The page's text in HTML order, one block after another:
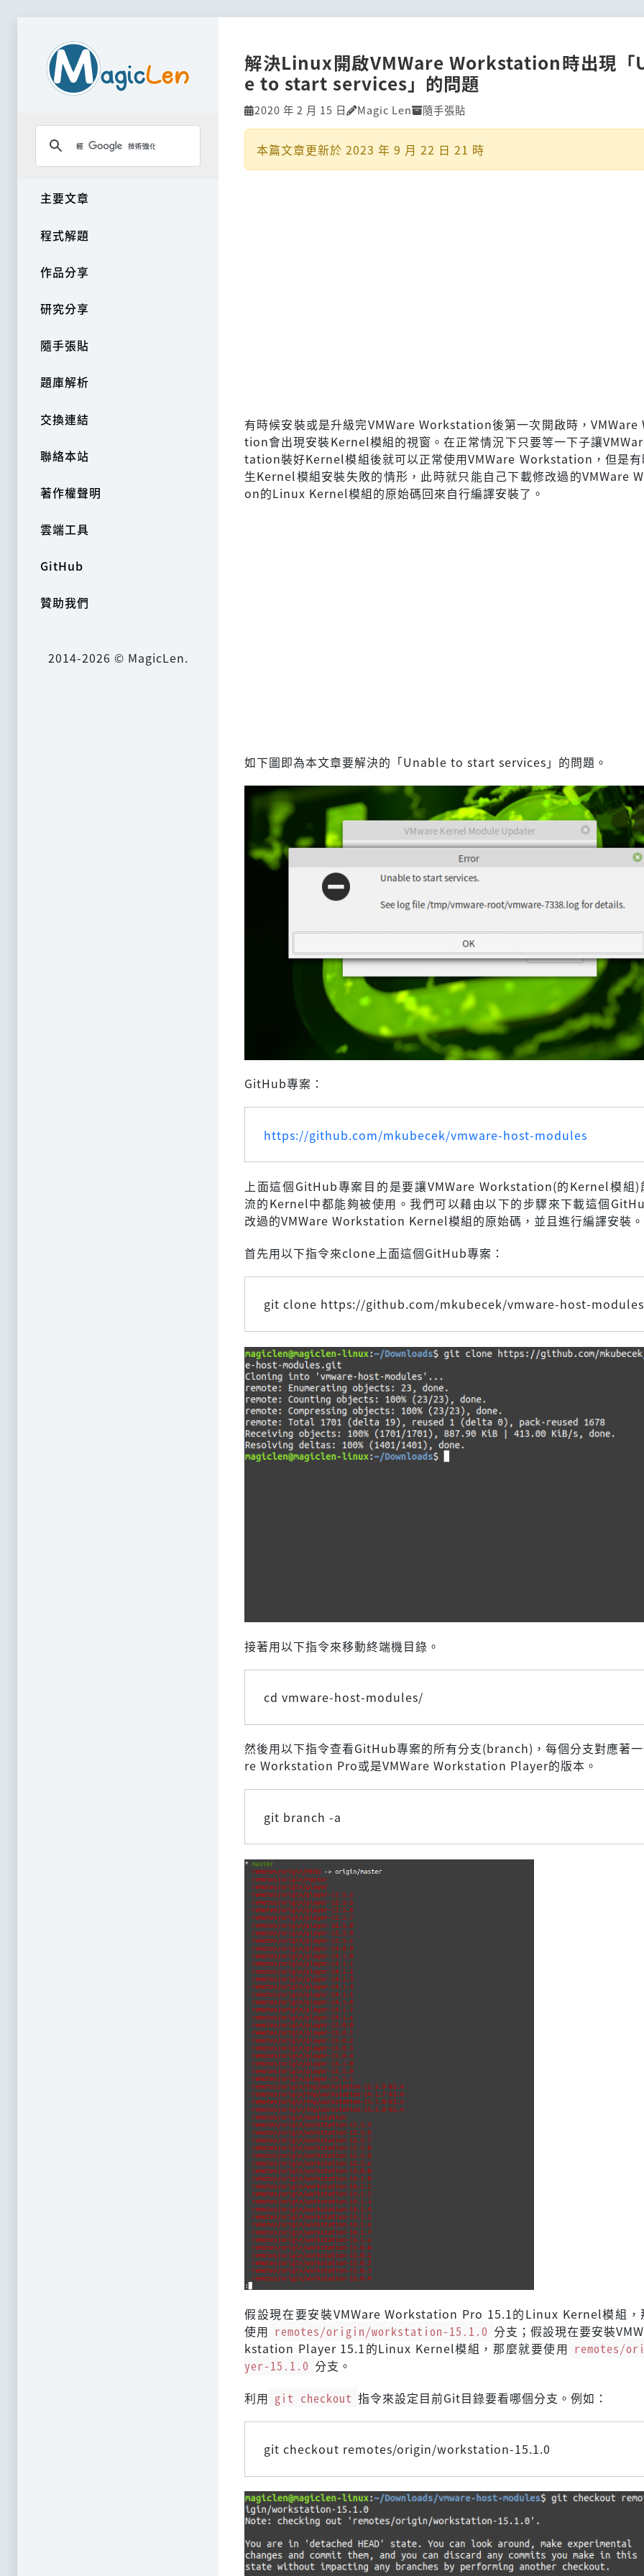
主要文章
程式解題
作品分享
研究分享
隨手張貼
題庫解析
交換連結
聯絡本站
著作權聲明
雲端工具
GitHub
贊助我們
2014-2026 © MagicLen.
解決Linux開啟VMWare Workstation時出現
e to start services」的問題
2020 年 2 月 15 日 Magic Len 隨手張貼
本篇文章更新於 2023 年 9 月 22 日 21 時
有時候安裝或是升級完VMWare Workstation後第一次開啟時，
tion會出現安裝Kernel模組的視窗。在正常情況下只要等一下子讓
tation裝好Kernel模組後就可以正常使用VMWare Workstation，但是有
生Kernel模組安裝失敗的情形，此時就只能自己下載修改過的VMWare
on的Linux Kernel模組的原始碼回來自行編譯安裝了。
如下圖即為本文章要解決的「Unable to start services」的問題。
GitHub專案：
https://github.com/mkubecek/vmware-host-modules
上面這個GitHub專案目的是要讓VMWare Workstation(的Kernel模組)
流的Kernel中都能夠被使用。我們可以藉由以下的步驟來下載這個
改過的VMWare Workstation Kernel模組的原始碼，並且進行編譯安裝。
首先用以下指令來clone上面這個GitHub專案：
git clone https://github.com/mkubecek/vmware-host-
接著用以下指令來移動終端機目錄。
cd vmware-host-modules/
然後用以下指令查看GitHub專案的所有分支(branch)，每個分支對應著
re Workstation Pro或是VMWare Workstation Player的版本。
git branch -a
假設現在要安裝VMWare Workstation Pro 15.1的Linux Kernel模組，
使用 remotes/origin/workstation-15.1.0 分支；假設現在要安裝
kstation Player 15.1的Linux Kernel模組，那麼就要使用 remotes/
yer-15.1.0 分支。
利用 git checkout 指令來設定目前Git目錄要看哪個分支。例如：
git checkout remotes/origin/workstation-15.1.0